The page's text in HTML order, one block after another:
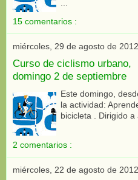
15 comentarios :
miércoles, 29 de agosto de 2012
Curso de ciclismo urbano,
domingo 2 de septiembre
Este domingo,
la actividad:
bicicleta . Dirigido a
2 comentarios :
miércoles, 22 de agosto de 2012